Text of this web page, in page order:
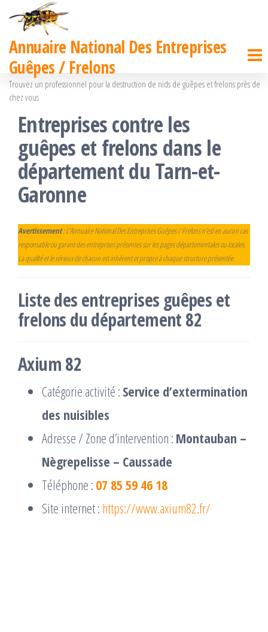
Passer
contenu
Annuaire National Des Entreprises
Guêpes / Frelons
Trouvez un professionnel pour la destruction de nids de guêpes et frelons près de
chez vous
Entreprises contre les
guêpes et frelons dans le
département du Tarn-et-
Garonne
Avertissement: L’Annuaire National Des Entreprises Guêpes / Frelons n’est en aucun cas
responsable ou garant des entreprises présentes sur les pages départementales ou locales.
La qualité et le sérieux de chacun est inhérent et propre à chaque structure présentée.
Liste des entreprises guêpes et
frelons du département 82
Axium 82
Catégorie activité : Service d’extermination
des nuisibles
Adresse / Zone d’intervention : Montauban –
Nègrepelisse – Caussade
Téléphone : 07 85 59 46 18
Site internet : https://www.axium82.fr/